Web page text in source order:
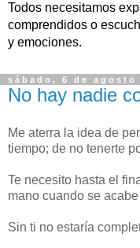
Todos necesitamos
comprendidos o
y emociones.
sábado, 6 de agosto
No hay nadie
Me aterra la idea de
tiempo; de no tenerte
Te necesito hasta el
mano cuando se
Sin ti no estaría